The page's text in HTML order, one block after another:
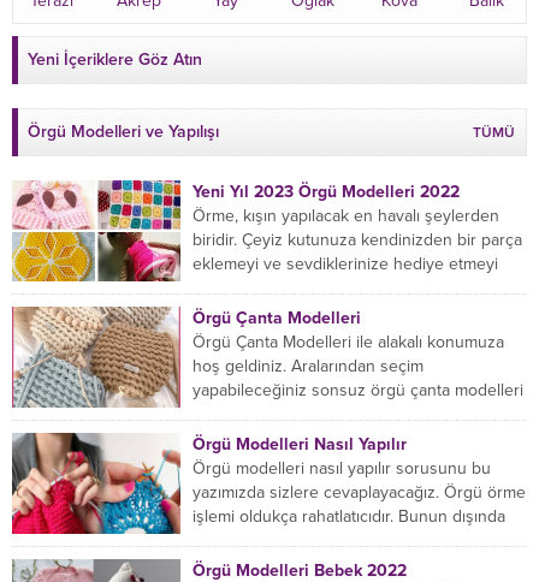
Yeni İçeriklere Göz Atın
Örgü Modelleri ve Yapılışı TÜMÜ
Yeni Yıl 2023 Örgü Modelleri 2022
Örme, kışın yapılacak en havalı şeylerden
biridir. Çeyiz kutunuza kendinizden bir parça
eklemeyi ve sevdiklerinize hediye etmeyi
Örgü Çanta Modelleri
Örgü Çanta Modelleri ile alakalı konumuza
hoş geldiniz. Aralarından seçim
yapabileceğiniz sonsuz örgü çanta modelleri
Örgü Modelleri Nasıl Yapılır
Örgü modelleri nasıl yapılır sorusunu bu
yazımızda sizlere cevaplayacağız. Örgü örme
işlemi oldukça rahatlatıcıdır. Bunun dışında
Örgü Modelleri Bebek 2022